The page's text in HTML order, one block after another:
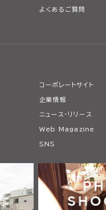
よくあるご質問
コーポレートサイト
企業情報
ニュース・リリース
Web Magazine
SNS